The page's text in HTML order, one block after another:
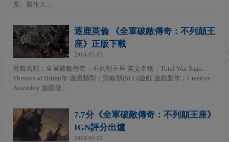
度。製作人...
逐鹿英倫 《全軍破敵傳奇：不列顛王
座》正版下載
2018-05-03
遊戲名稱：全軍破敵傳奇：不列顛王座 英文名稱：Total War Saga:
Thrones of Britan年 遊戲類型：策略類(SLG)遊戲 遊戲製作：Creative
Assembly 遊戲發...
7.7分《全軍破敵傳奇：不列顛王座》
IGN評分出爐
2018-05-02